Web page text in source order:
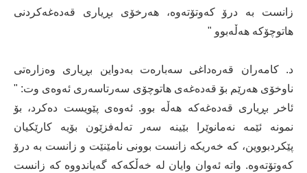
زانست به‌ درۆ كه‌وتۆته‌وه‌، هه‌رخۆی بڕیاری قه‌ده‌غه‌كردنی
هاتوچۆكه‌ هه‌ڵه‌بوو "
د. كامه‌ران قه‌ره‌داغی سه‌باره‌ت به‌دواین بڕیاری وه‌زاره‌تی
ناوخۆی هه‌رێم بۆ قه‌ده‌غه‌ی هاتوچۆی سه‌رتاسه‌ری ئه‌وه‌ی وت: "
ئاخر بڕیاری قه‌ده‌غه‌كه‌ هه‌ڵه‌ بوو. ئه‌وه‌ی پێویست ده‌كرد، بۆ
نمونه‌ ئێمه‌ نه‌مانوێرا بێینه‌ سه‌ر ته‌له‌فزێون بۆیه‌ كارێكیان
پێكردبووین، كه‌ خه‌ریكه‌ زانست بوونی نامێنێت و زانست به‌ درۆ
كه‌وتۆته‌وه‌. واته‌ ئه‌وان وایان له‌ خه‌ڵكه‌كه‌ گه‌یاندووه‌ كه‌ زانست